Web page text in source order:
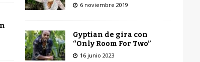
6 noviembre 2019
Gyptian de gira con
“Only Room For Two”
16 junio 2023